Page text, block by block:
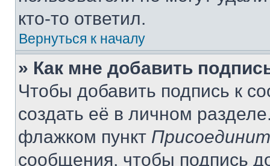
кто-то ответил.
Вернуться к началу
» Как мне добавить
Чтобы добавить подпись к
создать её в личном
флажком пункт
сообщения, чтобы подпись